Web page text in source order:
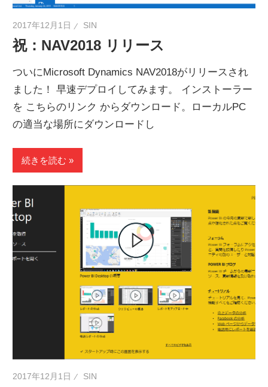
2017年12月1日 SIN
祝：NAV2018 リリース
ついにMicrosoft Dynamics NAV2018がリリースされ
ました！ 早速デプロイしてみます。 インストーラー
を こちらのリンク からダウンロード。ローカルPC
の適当な場所にダウンロードし
続きを読む
2017年12月1日 SIN